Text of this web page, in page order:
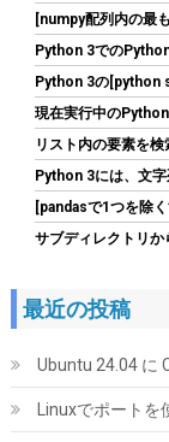
玄人志向 電源ユニ
フルプラグイン
(54217)
ちら)
[numpy配列内の最
Python 3での
Python 3の[python
現在実行中の
リスト内の要素を
Python 3には、文
[pandasで1つを除
サブディレクトリか
最近の投稿
Ubuntu 24.04 に
Linuxでポートを